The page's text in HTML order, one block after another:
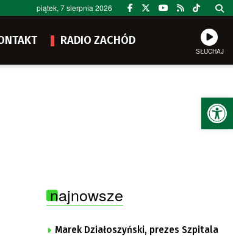
piątek, 7 sierpnia 2026
RADIO ZACHÓD
SŁUCHAJ
najnowsze
Marek Działoszyński, prezes Szpitala